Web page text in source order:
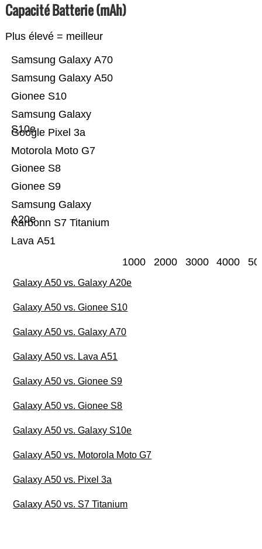
Capacité Batterie (mAh)
Plus élevé = meilleur
Lava A51
Karbonn S7 Titanium
Samsung Galaxy
A20e
Gionee S9
Gionee S8
Motorola Moto G7
Google Pixel 3a
Samsung Galaxy
S10e
Gionee S10
Samsung Galaxy A50
Samsung Galaxy A70
1000 2000 3000 4000
Galaxy A50 vs. Galaxy A20e
Galaxy A50 vs. Gionee S10
Galaxy A50 vs. Galaxy A70
Galaxy A50 vs. Lava A51
Galaxy A50 vs. Gionee S9
Galaxy A50 vs. Gionee S8
Galaxy A50 vs. Galaxy S10e
Galaxy A50 vs. Motorola Moto G7
Galaxy A50 vs. Pixel 3a
Galaxy A50 vs. S7 Titanium